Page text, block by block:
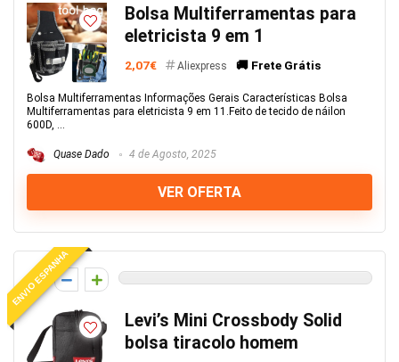
Bolsa Multiferramentas para
eletricista 9 em 1
2,07€ Aliexpress 🚚 Frete Grátis
Bolsa Multiferramentas Informações Gerais Características Bolsa
Multiferramentas para eletricista 9 em 11.Feito de tecido de náilon
600D, ...
Quase Dado 4 de Agosto, 2025
VER OFERTA
ENVIO ESPANHA
0
Levi’s Mini Crossbody Solid
bolsa tiracolo homem